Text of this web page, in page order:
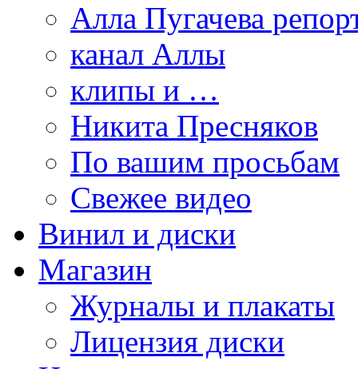
Алла Пугачева
канал Аллы
клипы и …
Никита Пресняков
По вашим просьбам
Свежее видео
Винил и диски
Магазин
Журналы и плакаты
Лицензия диски